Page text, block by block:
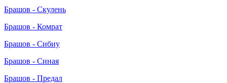
Брашов - Скулень
Брашов - Комрат
Брашов - Сибиу
Брашов - Синая
Брашов - Предал